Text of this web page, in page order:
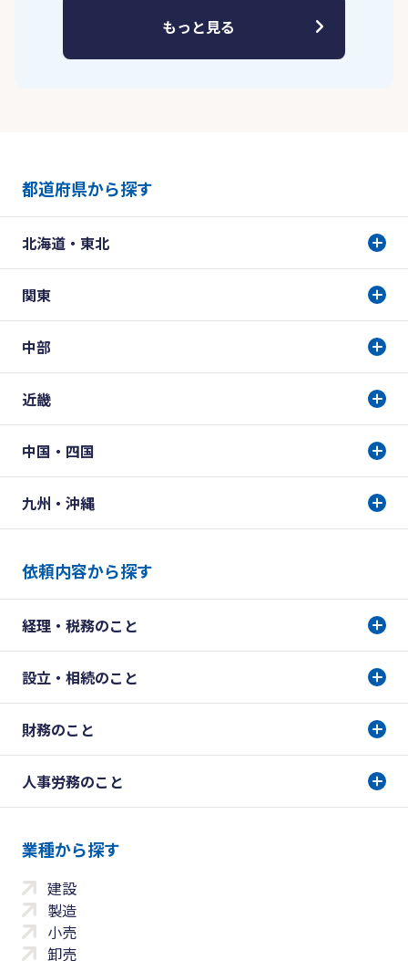
もっと見る
都道府県から探す
北海道・東北
関東
中部
近畿
中国・四国
九州・沖縄
依頼内容から探す
経理・税務のこと
設立・相続のこと
財務のこと
人事労務のこと
業種から探す
建設
製造
小売
卸売